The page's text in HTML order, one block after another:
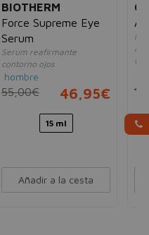
BIOTHERM
Force Supreme Eye
Serum
Serum reafirmante
contorno ojos
hombre
55,00€ 46,95€
15 ml
Añadir a la cesta